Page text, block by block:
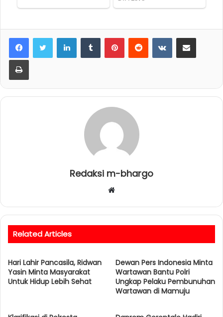
Redaksi m-bhargo
b
s
e
Related Articles
Hari Lahir Pancasila, Ridwan
Yasin Minta Masyarakat
Untuk Hidup Lebih Sehat
Dewan Pers Indonesia Minta
Wartawan Bantu Polri
Ungkap Pelaku Pembunuhan
Wartawan di Mamuju